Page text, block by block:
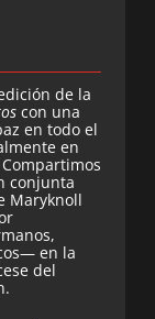
de la
con una
en todo el
en
conjunta
Maryknoll
en la
del